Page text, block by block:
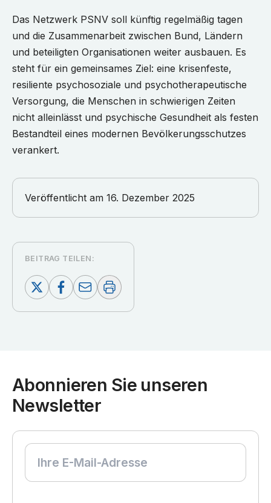
Das Netzwerk PSNV soll künftig regelmäßig tagen
und die Zusammenarbeit zwischen Bund, Ländern
und beteiligten Organisationen weiter ausbauen. Es
steht für ein gemeinsames Ziel: eine krisenfeste,
resiliente psychosoziale und psychotherapeutische
Versorgung, die Menschen in schwierigen Zeiten
nicht alleinlässt und psychische Gesundheit als festen
Bestandteil eines modernen Bevölkerungsschutzes
verankert.
Veröffentlicht am 16. Dezember 2025
BEITRAG TEILEN:
Abonnieren Sie unseren
Newsletter